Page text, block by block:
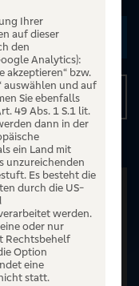
Ihrer
auf dieser
den
Analytics):
akzeptieren“ bzw.
auswählen und auf
Sie ebenfalls
49 Abs. 1 S.1 lit.
dann in der
ein Land mit
unzureichenden
Es besteht die
durch die US-
werden.
oder nur
Rechtsbehelf
Option
eine
statt.